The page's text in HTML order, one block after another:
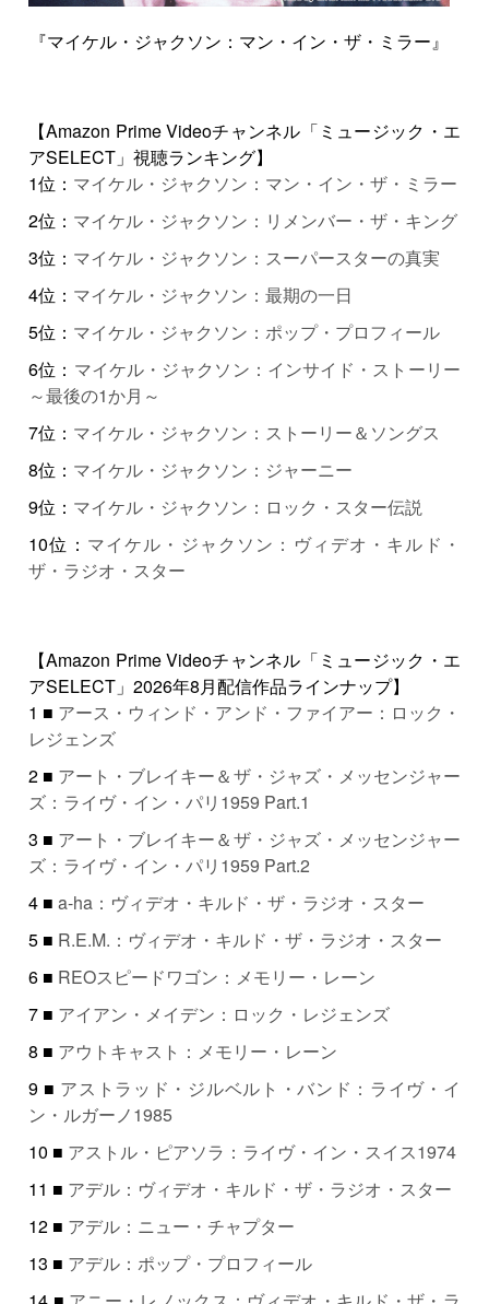
『マイケル・ジャクソン：マン・イン・ザ・ミラー』
【Amazon Prime Videoチャンネル「ミュージック・エ
アSELECT」視聴ランキング】
1位： マイケル・ジャクソン：マン・イン・ザ・ミラー
2位： マイケル・ジャクソン：リメンバー・ザ・キング
3位： マイケル・ジャクソン：スーパースターの真実
4位： マイケル・ジャクソン：最期の一日
5位： マイケル・ジャクソン：ポップ・プロフィール
6位： マイケル・ジャクソン：インサイド・ストーリー
～最後の1か月～
7位： マイケル・ジャクソン：ストーリー＆ソングス
8位： マイケル・ジャクソン：ジャーニー
9位： マイケル・ジャクソン：ロック・スター伝説
10位： マイケル・ジャクソン：ヴィデオ・キルド・
ザ・ラジオ・スター
【Amazon Prime Videoチャンネル「ミュージック・エ
アSELECT」2026年8月配信作品ラインナップ】
1 ■ アース・ウィンド・アンド・ファイアー：ロック・
レジェンズ
2 ■ アート・ブレイキー＆ザ・ジャズ・メッセンジャー
ズ：ライヴ・イン・パリ1959 Part.1
3 ■ アート・ブレイキー＆ザ・ジャズ・メッセンジャー
ズ：ライヴ・イン・パリ1959 Part.2
4 ■a-ha：ヴィデオ・キルド・ザ・ラジオ・スター
5 ■ R.E.M.：ヴィデオ・キルド・ザ・ラジオ・スター
6 ■ REOスピードワゴン：メモリー・レーン
7 ■ アイアン・メイデン：ロック・レジェンズ
8 ■ アウトキャスト：メモリー・レーン
9 ■ アストラッド・ジルベルト・バンド：ライヴ・イ
ン・ルガーノ1985
10 ■ アストル・ピアソラ：ライヴ・イン・スイス1974
11 ■ アデル：ヴィデオ・キルド・ザ・ラジオ・スター
12 ■ アデル：ニュー・チャプター
13 ■ アデル：ポップ・プロフィール